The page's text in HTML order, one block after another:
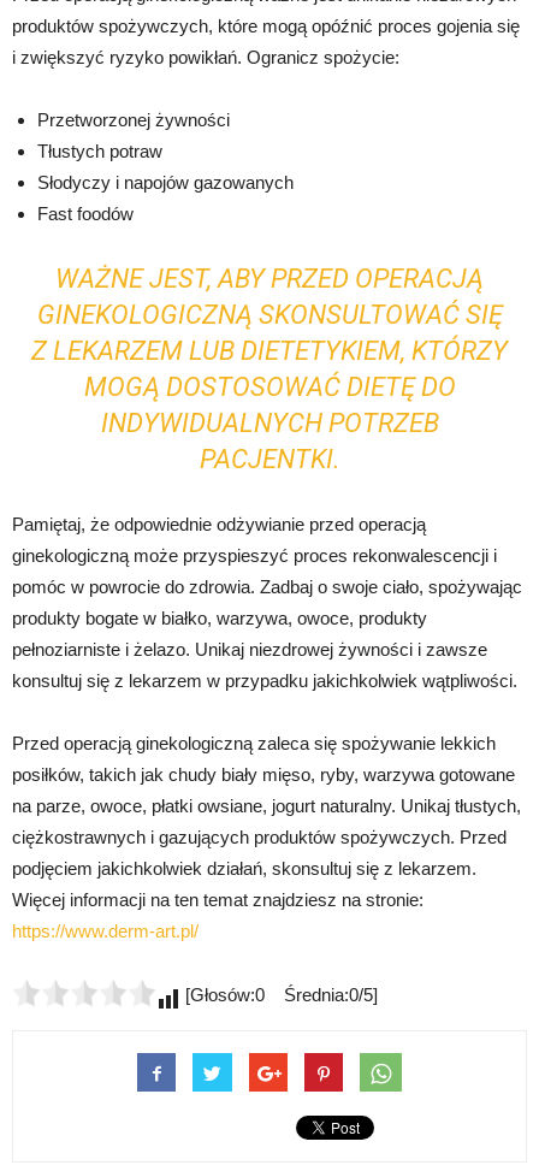
produktów spożywczych, które mogą opóźnić proces gojenia się
i zwiększyć ryzyko powikłań. Ogranicz spożycie:
Przetworzonej żywności
Tłustych potraw
Słodyczy i napojów gazowanych
Fast foodów
WAŻNE JEST, ABY PRZED OPERACJĄ
GINEKOLOGICZNĄ SKONSULTOWAĆ SIĘ
Z LEKARZEM LUB DIETETYKIEM, KTÓRZY
MOGĄ DOSTOSOWAĆ DIETĘ DO
INDYWIDUALNYCH POTRZEB
PACJENTKI.
Pamiętaj, że odpowiednie odżywianie przed operacją
ginekologiczną może przyspieszyć proces rekonwalescencji i
pomóc w powrocie do zdrowia. Zadbaj o swoje ciało, spożywając
produkty bogate w białko, warzywa, owoce, produkty
pełnoziarniste i żelazo. Unikaj niezdrowej żywności i zawsze
konsultuj się z lekarzem w przypadku jakichkolwiek wątpliwości.
Przed operacją ginekologiczną zaleca się spożywanie lekkich
posiłków, takich jak chudy biały mięso, ryby, warzywa gotowane
na parze, owoce, płatki owsiane, jogurt naturalny. Unikaj tłustych,
ciężkostrawnych i gazujących produktów spożywczych. Przed
podjęciem jakichkolwiek działań, skonsultuj się z lekarzem.
Więcej informacji na ten temat znajdziesz na stronie:
https://www.derm-art.pl/
[Głosów:0 Średnia:0/5]